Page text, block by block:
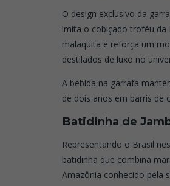
O design exclusivo da
imita o cobiçado troféu da
malaquita e reforça um
destilados de luxo no
A bebida na garrafa
de dois anos em barris de
Batidinha de
Representando o Brasil
batidinha que combina
Amazônia conhecido pela